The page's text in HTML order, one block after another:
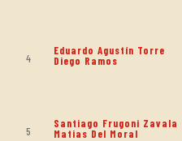
4
Eduardo Agustín Torre
Diego Ramos
5
Santiago Frugoni Zavala
Matias Del Moral